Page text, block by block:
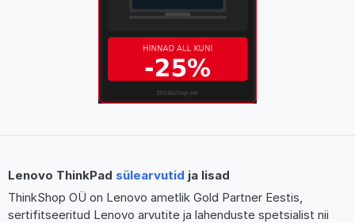
Lenovo ThinkPad sülearvutid ja lisad
ThinkShop OÜ on Lenovo ametlik Gold Partner Eestis,
sertifitseeritud Lenovo arvutite ja lahenduste spetsialist nii